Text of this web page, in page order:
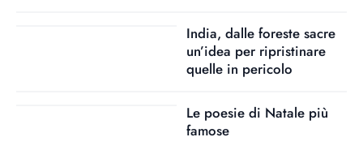
India, dalle foreste sacre
un’idea per ripristinare
quelle in pericolo
Le poesie di Natale più
famose